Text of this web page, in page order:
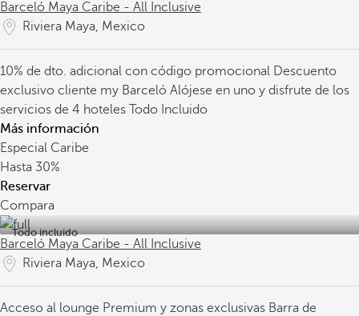
Barceló Maya Caribe - All Inclusive
Riviera Maya, Mexico
10% de dto. adicional con código promocional Descuento
exclusivo cliente my Barceló Alójese en uno y disfrute de los
servicios de 4 hoteles Todo Incluido
Más información
Especial Caribe
Hasta 30%
Reservar
Compara
Todo incluido
Barceló Maya Caribe - All Inclusive
Riviera Maya, Mexico
Acceso al lounge Premium y zonas exclusivas Barra de